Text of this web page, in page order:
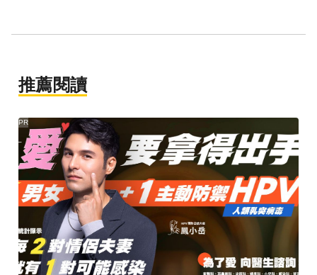
推薦閱讀
PR